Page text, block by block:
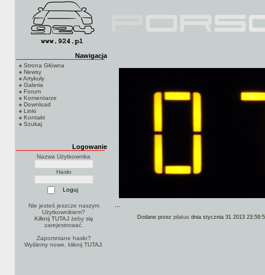
Nawigacja
Strona Główna
Newsy
Artykuły
Galeria
Forum
Komentarze
Download
Linki
Kontakt
Szukaj
Logowanie
Nazwa Użytkownika
Hasło
Nie jesteś jeszcze naszym
Użytkownikiem?
Kilknij TUTAJżeby się
zarejestrować.
Zapomniane hasło?
Wyślemy nowe, kliknij TUTAJ.
Dodane przez pilatus dnia stycznia 31 2013